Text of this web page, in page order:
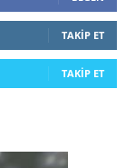
TAKIP ET
TAKIP ET